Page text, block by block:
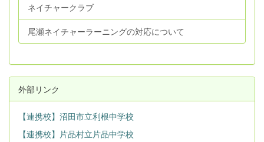
ネイチャークラブ
尾瀬ネイチャーラーニングの対応について
外部リンク
【連携校】沼田市立利根中学校
【連携校】片品村立片品中学校